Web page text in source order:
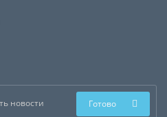
Готово